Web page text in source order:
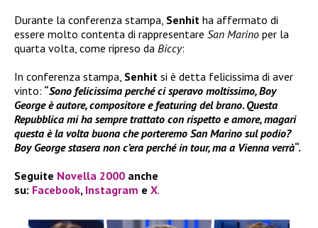
Durante la conferenza stampa, Senhit ha affermato di
essere molto contenta di rappresentare San Marino per la
quarta volta, come ripreso da Biccy:
In conferenza stampa, Senhit si è detta felicissima di aver
vinto: “Sono felicissima perché ci speravo moltissimo, Boy
George è autore, compositore e featuring del brano. Questa
Repubblica mi ha sempre trattato con rispetto e amore, magari
questa è la volta buona che porteremo San Marino sul podio?
Boy George stasera non c’era perché in tour, ma a Vienna verrà“.
Seguite Novella 2000 anche
su: Facebook, Instagram e X.